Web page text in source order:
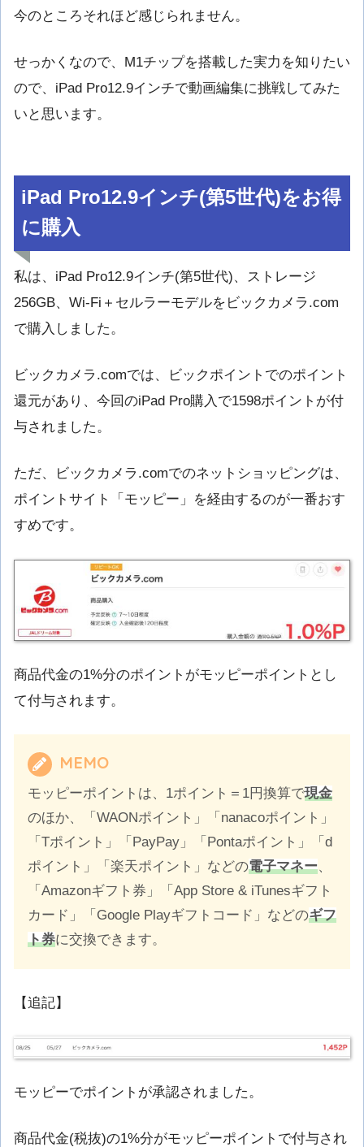
今のところそれほど感じられません。
せっかくなので、M1チップを搭載した実力を知りたい
ので、iPad Pro12.9インチで動画編集に挑戦してみた
いと思います。
iPad Pro12.9インチ(第5世代)をお得
に購入
私は、iPad Pro12.9インチ(第5世代)、ストレージ
256GB、Wi-Fi＋セルラーモデルをビックカメラ.com
で購入しました。
ビックカメラ.comでは、ビックポイントでのポイント
還元があり、今回のiPad Pro購入で1598ポイントが付
与されました。
ただ、ビックカメラ.comでのネットショッピングは、
ポイントサイト「モッピー」を経由するのが一番おす
すめです。
商品代金の1%分のポイントがモッピーポイントとし
て付与されます。
MEMO
モッピーポイントは、1ポイント＝1円換算で現金
のほか、「WAONポイント」「nanacoポイント」
「Tポイント」「PayPay」「Pontaポイント」「d
ポイント」「楽天ポイント」などの電子マネー、
「Amazonギフト券」「App Store & iTunesギフト
カード」「Google Playギフトコード」などのギフ
ト券に交換できます。
【追記】
モッピーでポイントが承認されました。
商品代金(税抜)の1%分がモッピーポイントで付与され